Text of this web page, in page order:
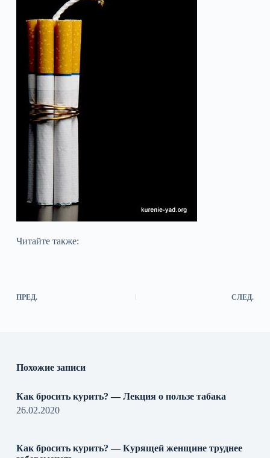
Читайте также:
ПРЕД. СЛЕД.
Похожие записи
Как бросить курить? — Лекция о пользе табака
26.02.2020
Как бросить курить? — Курящей женщине труднее